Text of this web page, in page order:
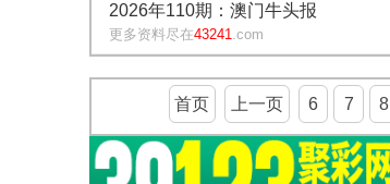
2026年110期：澳门牛头报
更多资料尽在43241.com
首页 上一页 6 7 8